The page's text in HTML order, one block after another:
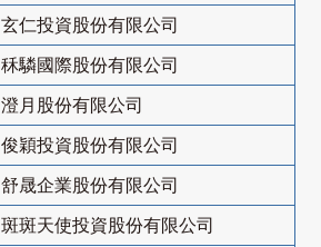
玄仁投資股份有限公司
秝驎國際股份有限公司
澄月股份有限公司
俊穎投資股份有限公司
舒晟企業股份有限公司
斑斑天使投資股份有限公司